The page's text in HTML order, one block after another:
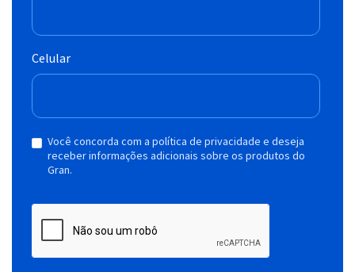
Celular
Você concorda com a política de privacidade e deseja
receber informações adicionais sobre os produtos do
Gran.